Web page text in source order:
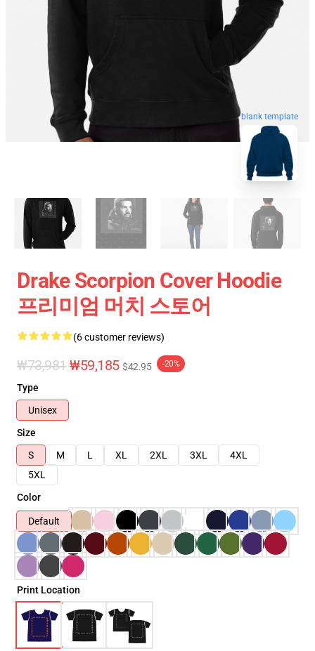
blank template
Drake Scorpion Cover Hoodie
프리미엄 머치 스토어
(6 customer reviews)
₩73,981 ₩59,185 $42.95 -20%
Type
Unisex
Size
S
M L XL 2XL 3XL
4XL
5XL
Color
Default
Print Location